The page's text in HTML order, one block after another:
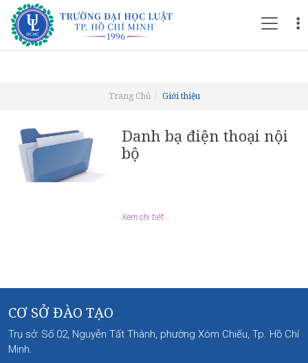
Trang Chủ Giới thiệu
Danh bạ điện thoại nội
bộ
Xem chi tiết...
CƠ SỞ ĐÀO TẠO
Trụ sở: Số 02, Nguyễn Tất Thành, phường Xóm Chiếu, Tp. Hồ Chí
Minh.